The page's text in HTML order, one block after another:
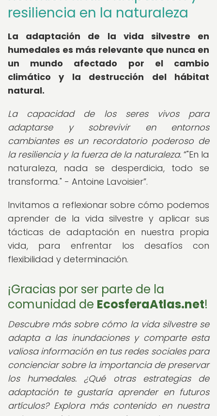
resiliencia en la naturaleza
La adaptación de la vida silvestre en
humedales es más relevante que nunca en
un mundo afectado por el cambio
climático y la destrucción del hábitat
natural.
La capacidad de los seres vivos para
adaptarse y sobrevivir en entornos
cambiantes es un recordatorio poderoso de
la resiliencia y la fuerza de la naturaleza. "En la
naturaleza, nada se desperdicia, todo se
transforma." - Antoine Lavoisier .
Invitamos a reflexionar sobre cómo podemos
aprender de la vida silvestre y aplicar sus
tácticas de adaptación en nuestra propia
vida, para enfrentar los desafíos con
flexibilidad y determinación.
¡Gracias por ser parte de la
comunidad de EcosferaAtlas.net!
Descubre más sobre cómo la vida silvestre se
adapta a las inundaciones y comparte esta
valiosa información en tus redes sociales para
concienciar sobre la importancia de preservar
los humedales. ¿Qué otras estrategias de
adaptación te gustaría aprender en futuros
artículos? Explora más contenido en nuestra